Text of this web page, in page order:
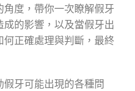
角度，帶你一次瞭解假牙
的影響，以及當假牙出
正確處理與判斷，最終
牙可能出現的各種問